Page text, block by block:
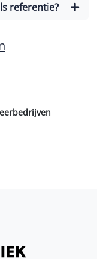
referentie?